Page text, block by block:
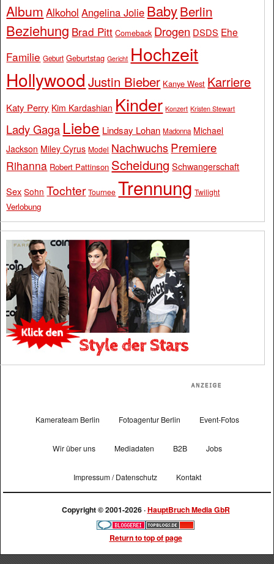
Album Alkohol Angelina Jolie BabyBerlin
Beziehung Brad Pitt Comeback Drogen DSDS Ehe
Familie Geburt Geburtstag Gericht Hochzeit
Hollywood Justin Bieber Kanye West Karriere
Katy Perry Kim Kardashian Kinder Konzert Kristen Stewart
Lady Gaga Liebe Lindsay Lohan Madonna Michael
Jackson Miley Cyrus Model Nachwuchs Premiere
Rihanna Robert Pattinson Scheidung Schwangerschaft
Sex Sohn Tochter Tournee Trennung Twilight
Verlobung
Kamerateam Berlin Fotoagentur Berlin Event-Fotos
Wir über uns Mediadaten B2B Jobs
Impressum / Datenschutz Kontakt
Copyright © 2001-2026 ·HauptBruch Media GbR
Return to top of page